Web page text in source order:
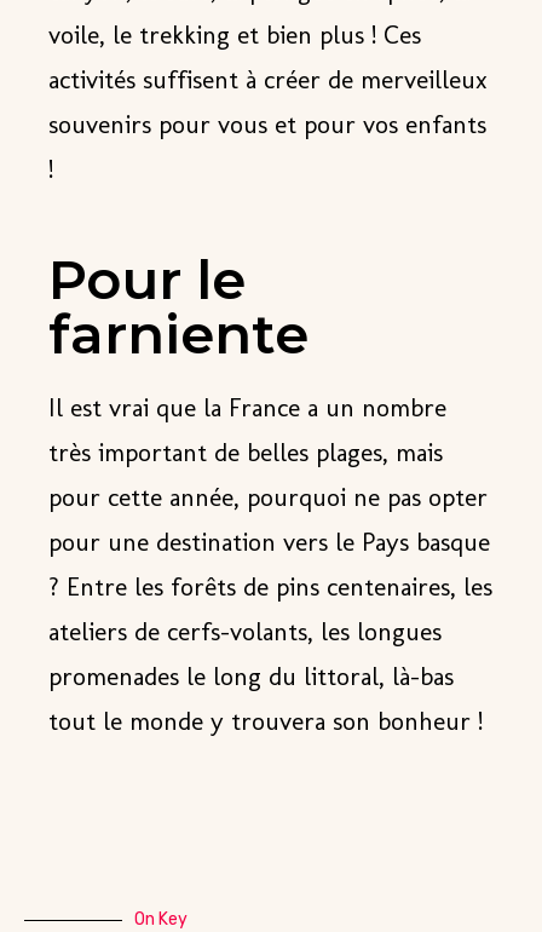
voile, le trekking et bien plus ! Ces
activités suffisent à créer de merveilleux
souvenirs pour vous et pour vos enfants
!
Pour le
farniente
Il est vrai que la France a un nombre
très important de belles plages, mais
pour cette année, pourquoi ne pas opter
pour une destination vers le Pays basque
? Entre les forêts de pins centenaires, les
ateliers de cerfs-volants, les longues
promenades le long du littoral, là-bas
tout le monde y trouvera son bonheur !
On Key